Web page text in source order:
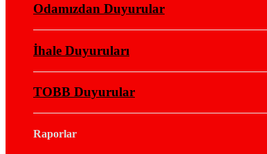
Odamızdan Duyurular
İhale Duyuruları
TOBB Duyurular
Raporlar